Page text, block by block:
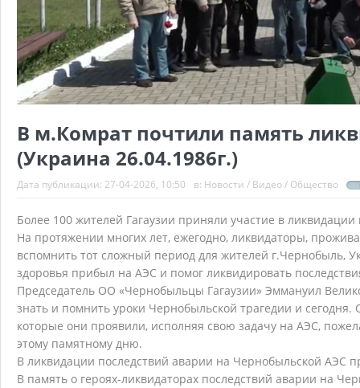
В м.Комрат почтили память
(Украина 26.04.1986г.)
Дата публикации: 27-04-2026, 10:50 в: Новости / Видео/ Общество
Более 100 жителей Гагаузии приняли участие в
На протяжении многих лет, ежегодно, ликвидаторы,
вспомнить тот сложный период для жителей г.Чернобыль,
здоровья прибыл на АЭС и помог ликвидировать
Председатель ОО «Чернобыльцы Гагаузии» Эммануил
знать и помнить уроки Чернобыльской трагедии и
которые они проявили, исполняя свою задачу на АЭС,
этому памятному дню.
В ликвидации последствий аварии на Чернобыльской АЭС
В память о героях-ликвидаторах последствий аварии на